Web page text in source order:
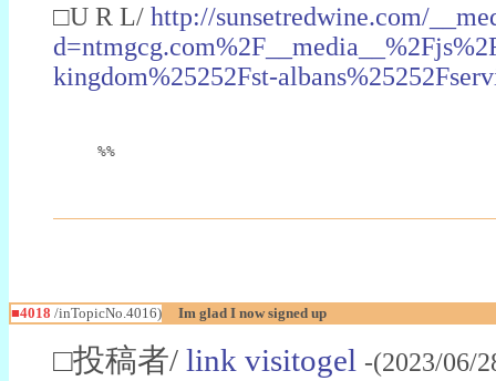
□U R L/ http://sunsetredwine.com/
kingdom%25252Fst-
%%
■4018 /inTopicNo.4016) Im glad I now signed up
□投稿者/ link visitogel -(2023/06/